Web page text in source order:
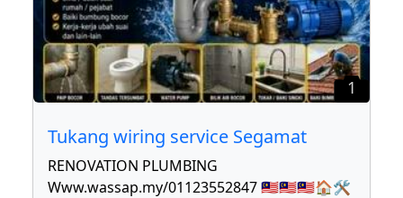
1
Tukang wiring service Segamat
RENOVATION PLUMBING
Www.wassap.my/01123552847 🇲🇾🇲🇾🇲🇾🏠🛠